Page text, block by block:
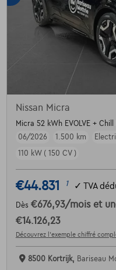
Nissan Micra
Micra 52 kWh EVOLVE +
06/2026
1.500 km
110 kW ( 150 CV )
€44.831 1 ✓ TVA
Dès €676,93/mois et
€14.126,23
Découvrez l’exemple chiffré
8500 Kortrijk, Bariseau